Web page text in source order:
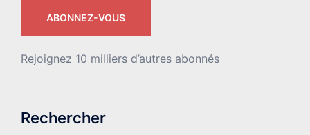
ABONNEZ-VOUS
Rejoignez 10 milliers d’autres abonnés
Rechercher